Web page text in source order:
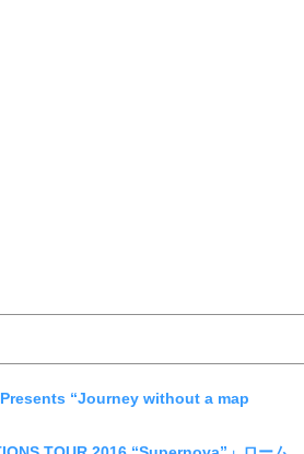
Presents “Journey without a map